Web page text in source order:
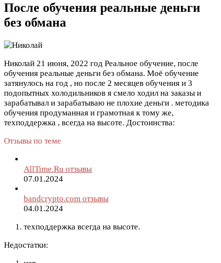
После обучения реальные деньги
без обмана
Николай 21 июня, 2022 год Реальное обучение, после
обучения реальные деньги без обмана. Моё обучение
затянулось на год , но после 2 месяцев обучения и 3
подопытных холодильников я смело ходил на заказы и
зарабатывал и зарабатываю не плохие деньги . методика
обучения продуманная и грамотная к тому же,
техподдержка , всегда на высоте. Достоинства:
Отзывы по теме
AllTime.Ru отзывы
07.01.2024
bandcrypto.com отзывы
04.01.2024
техподдержка всегда на высоте.
Недостатки: